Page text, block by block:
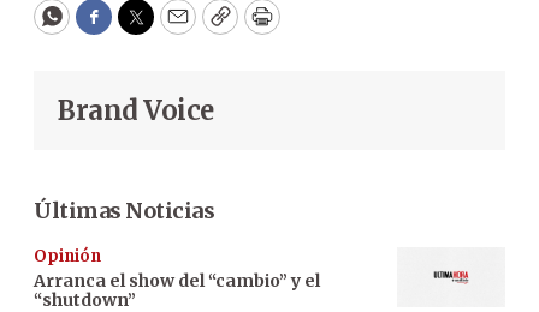
WhatsApp
Facebook
Twitter
EmailCopyPrint
Brand Voice
Últimas Noticias
Opinión
Arranca el show del “cambio” y el
“shutdown”